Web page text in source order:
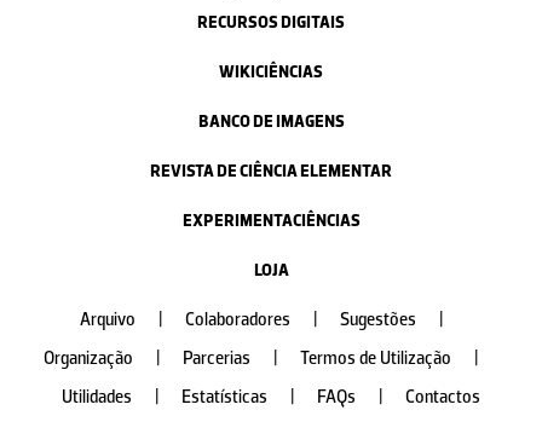
RECURSOS DIGITAIS
WIKICIÊNCIAS
BANCO DE IMAGENS
REVISTA DE CIÊNCIA ELEMENTAR
EXPERIMENTACIÊNCIAS
LOJA
Arquivo Colaboradores Sugestões
Organização
Parcerias Termos de Utilização
Utilidades
Estatísticas FAQs Contactos